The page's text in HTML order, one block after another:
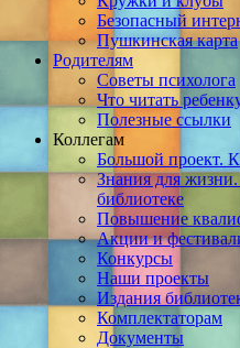
Безопасный
Пушкинская карта
Родителям
Советы психолога
Что читать
Полезные ссылки
Коллегам
Большой проект.
Знания для жизни.
библиотеке
Повышение
Акции и
Конкурсы
Наши проекты
Издания
Комплектаторам
Документы